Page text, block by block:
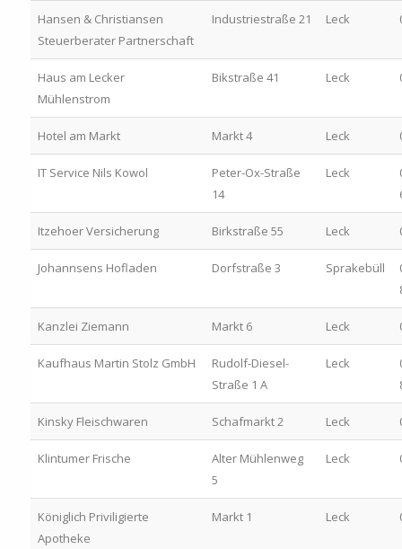
Hansen & Christiansen
Steuerberater Partnerschaft
Industriestraße 21 Leck
Haus am Lecker
Mühlenstrom
Bikstraße 41 Leck
Hotel am Markt Markt 4 Leck
IT Service Nils Kowol
Peter-Ox-Straße
14
Leck
Itzehoer Versicherung Birkstraße 55 Leck
Johannsens Hofladen Dorfstraße 3 Sprakebüll
Kanzlei Ziemann Markt 6 Leck
Kaufhaus Martin Stolz GmbH
Rudolf-Diesel-
Straße 1 A
Leck
Kinsky Fleischwaren Schafmarkt 2 Leck
Klintumer Frische
Alter Mühlenweg
5
Leck
Königlich Priviligierte
Apotheke
Markt 1 Leck